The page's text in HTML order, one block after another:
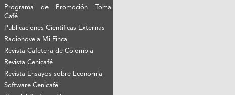
Programa de Promoción Toma
Café
Publicaciones Científicas Externas
Radionovela Mi Finca
Revista Cafetera de Colombia
Revista Cenicafé
Revista Ensayos sobre Economía
Software Cenicafé